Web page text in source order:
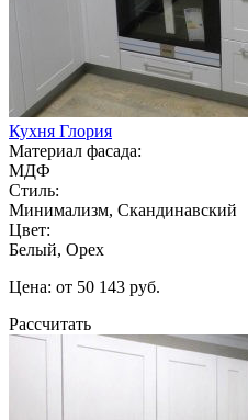
Кухня Глория
Материал фасада:
МДФ
Стиль:
Минимализм, Скандинавский
Цвет:
Белый, Орех
Цена: от 50 143 руб.
Рассчитать